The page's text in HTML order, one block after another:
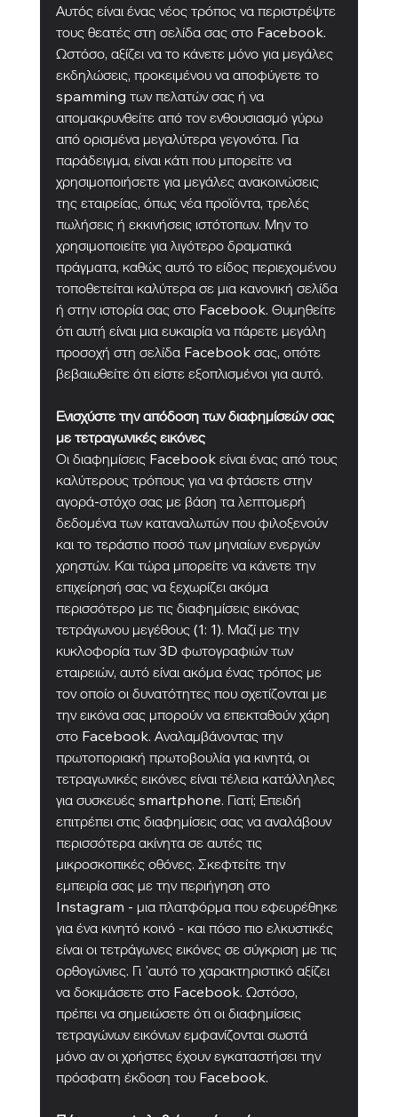
Αυτός είναι ένας νέος τρόπος να περιστρέψτε
τους θεατές στη σελίδα σας στο Facebook.
Ωστόσο, αξίζει να το κάνετε μόνο για μεγάλες
εκδηλώσεις, προκειμένου να αποφύγετε το
spamming των πελατών σας ή να
απομακρυνθείτε από τον ενθουσιασμό γύρω
από ορισμένα μεγαλύτερα γεγονότα. Για
παράδειγμα, είναι κάτι που μπορείτε να
χρησιμοποιήσετε για μεγάλες ανακοινώσεις
της εταιρείας, όπως νέα προϊόντα, τρελές
πωλήσεις ή εκκινήσεις ιστότοπων. Μην το
χρησιμοποιείτε για λιγότερο δραματικά
πράγματα, καθώς αυτό το είδος περιεχομένου
τοποθετείται καλύτερα σε μια κανονική σελίδα
ή στην ιστορία σας στο Facebook. Θυμηθείτε
ότι αυτή είναι μια ευκαιρία να πάρετε μεγάλη
προσοχή στη σελίδα Facebook σας, οπότε
βεβαιωθείτε ότι είστε εξοπλισμένοι για αυτό.
Ενισχύστε την απόδοση των διαφημίσεών σας
με τετραγωνικές εικόνες
Οι διαφημίσεις Facebook είναι ένας από τους
καλύτερους τρόπους για να φτάσετε στην
αγορά-στόχο σας με βάση τα λεπτομερή
δεδομένα των καταναλωτών που φιλοξενούν
και το τεράστιο ποσό των μηνιαίων ενεργών
χρηστών. Και τώρα μπορείτε να κάνετε την
επιχείρησή σας να ξεχωρίζει ακόμα
περισσότερο με τις διαφημίσεις εικόνας
τετράγωνου μεγέθους (1: 1). Μαζί με την
κυκλοφορία των 3D φωτογραφιών των
εταιρειών, αυτό είναι ακόμα ένας τρόπος με
τον οποίο οι δυνατότητες που σχετίζονται με
την εικόνα σας μπορούν να επεκταθούν χάρη
στο Facebook. Αναλαμβάνοντας την
πρωτοποριακή πρωτοβουλία για κινητά, οι
τετραγωνικές εικόνες είναι τέλεια κατάλληλες
για συσκευές smartphone. Γιατί; Επειδή
επιτρέπει στις διαφημίσεις σας να αναλάβουν
περισσότερα ακίνητα σε αυτές τις
μικροσκοπικές οθόνες. Σκεφτείτε την
εμπειρία σας με την περιήγηση στο
Instagram - μια πλατφόρμα που εφευρέθηκε
για ένα κινητό κοινό - και πόσο πιο ελκυστικές
είναι οι τετράγωνες εικόνες σε σύγκριση με τις
ορθογώνιες. Γι 'αυτό το χαρακτηριστικό αξίζει
να δοκιμάσετε στο Facebook. Ωστόσο,
πρέπει να σημειώσετε ότι οι διαφημίσεις
τετραγώνων εικόνων εμφανίζονται σωστά
μόνο αν οι χρήστες έχουν εγκαταστήσει την
πρόσφατη έκδοση του Facebook.